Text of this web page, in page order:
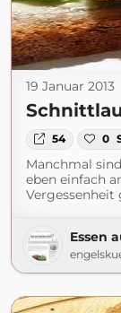
19 Januar 2013
54 0
Manchmal
eben einfach
Vergessenheit
Essen